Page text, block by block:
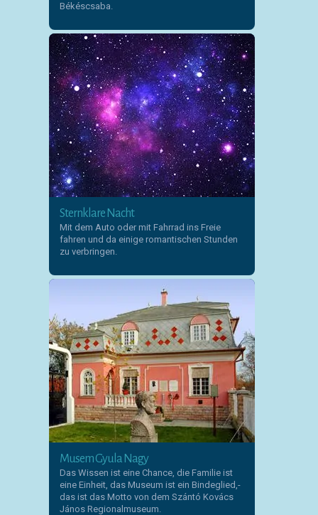
Békéscsaba.
Sternklare Nacht
Mit dem Auto oder mit Fahrrad ins Freie
fahren und da einige romantischen Stunden
zu verbringen.
Musem Gyula Nagy
Das Wissen ist eine Chance, die Familie ist
eine Einheit, das Museum ist ein Bindeglied,-
das ist das Motto von dem Szántó Kovács
János Regionalmuseum.